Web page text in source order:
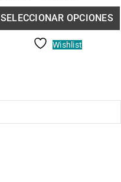
SELECCIONAR OPCIONES
Wishlist